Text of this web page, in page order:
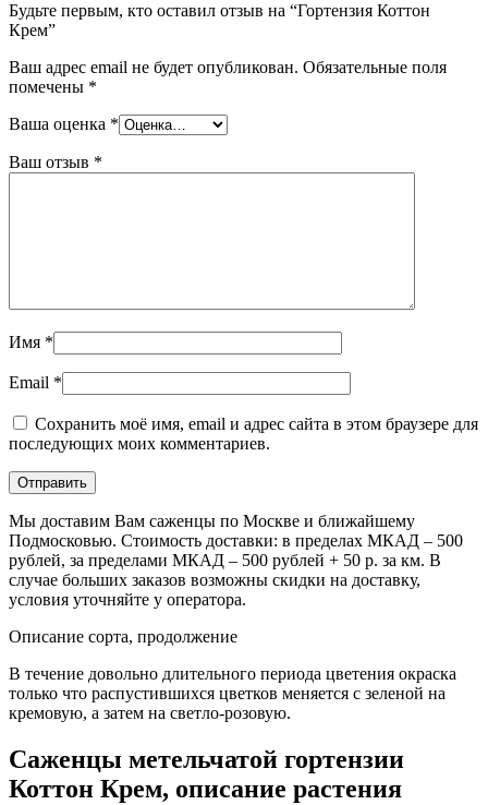
Будьте первым, кто оставил отзыв на “Гортензия Коттон
Крем”
Ваш адрес email не будет опубликован. Обязательные поля
помечены *
Ваша оценка *
Ваш отзыв *
Имя *
Email *
Сохранить моё имя, email и адрес сайта в этом браузере для
последующих моих комментариев.
Мы доставим Вам саженцы по Москве и ближайшему
Подмосковью. Стоимость доставки: в пределах МКАД – 500
рублей, за пределами МКАД – 500 рублей + 50 р. за км. В
случае больших заказов возможны скидки на доставку,
условия уточняйте у оператора.
Описание сорта, продолжение
В течение довольно длительного периода цветения окраска
только что распустившихся цветков меняется с зеленой на
кремовую, а затем на светло-розовую.
Саженцы метельчатой гортензии
Коттон Крем, описание растения